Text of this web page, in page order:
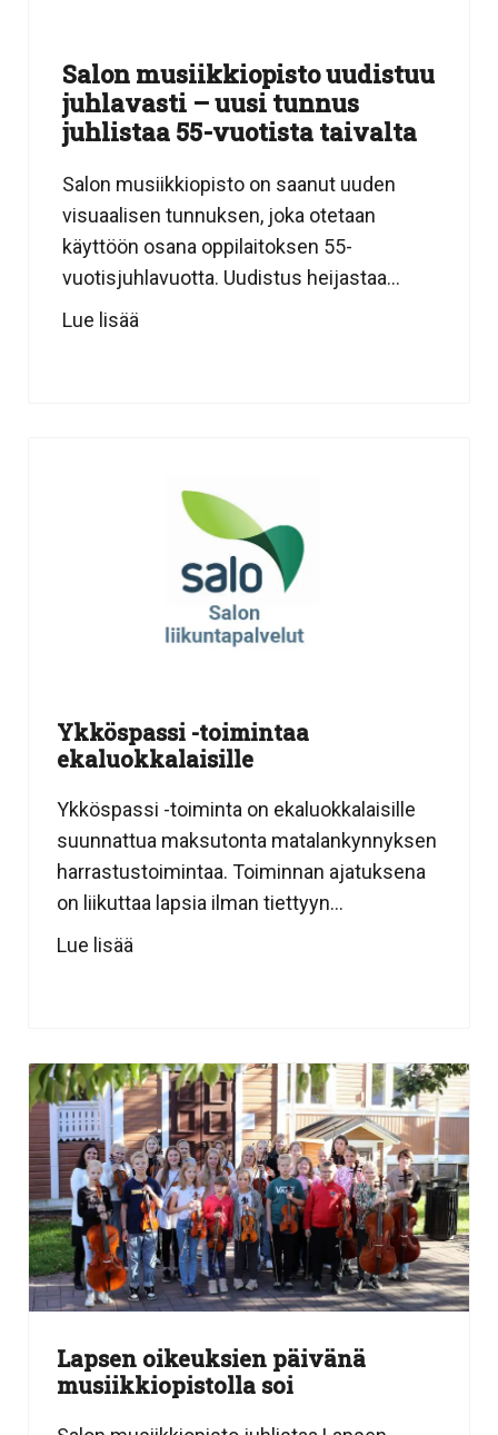
Salon musiikkiopisto uudistuu
juhlavasti – uusi tunnus
juhlistaa 55-vuotista taivalta
Salon musiikkiopisto on saanut uuden
visuaalisen tunnuksen, joka otetaan
käyttöön osana oppilaitoksen 55-
vuotisjuhlavuotta. Uudistus heijastaa...
Lue lisää
Ykköspassi -toimintaa
ekaluokkalaisille
Ykköspassi -toiminta on ekaluokkalaisille
suunnattua maksutonta matalankynnyksen
harrastustoimintaa. Toiminnan ajatuksena
on liikuttaa lapsia ilman tiettyyn...
Lue lisää
Lapsen oikeuksien päivänä
musiikkiopistolla soi